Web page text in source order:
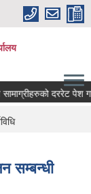
दररेट पेश गर्ने
सम्बन्धी